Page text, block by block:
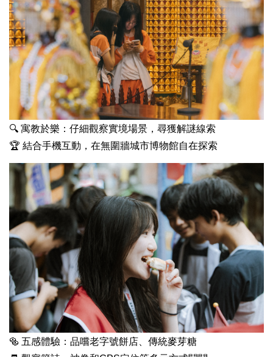
🔍 寓教於樂：仔細觀察實境場景，尋獲解謎線索
🏆 結合手機互動，在無圍牆城市博物館自在探索
🥯 五感體驗：品嚐老字號餅店、傳統麥芽糖